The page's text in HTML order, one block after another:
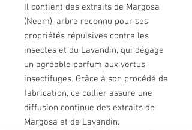
Il contient des extraits de Margosa
(Neem), arbre reconnu pour ses
propriétés répulsives contre les
insectes et du Lavandin, qui dégage
un agréable parfum aux vertus
insectifuges. Grâce à son procédé de
fabrication, ce collier assure une
diffusion continue des extraits de
Margosa et de Lavandin.